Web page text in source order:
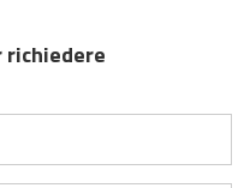
richiedere